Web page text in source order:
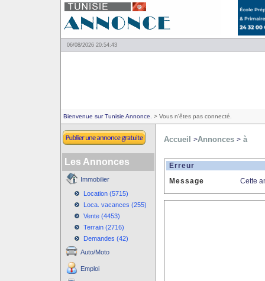
06/08/2026 20:54:43
Bienvenue sur Tunisie Annonce. > Vous n'êtes pas connecté.
Les Annonces
Immobilier
Location (5715)
Loca. vacances (255)
Vente (4453)
Terrain (2716)
Demandes (42)
Auto/Moto
Emploi
Accueil >Annonces >à
Erreur
Message
Cette